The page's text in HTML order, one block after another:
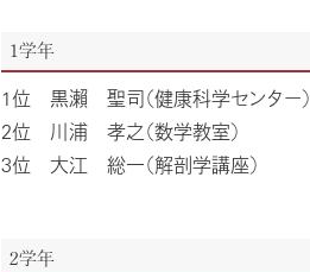
1学年
1位 黒瀨 聖司（健康科学センター）
2位 川浦 孝之（数学教室）
3位 ⼤江 総⼀（解剖学講座）
2学年